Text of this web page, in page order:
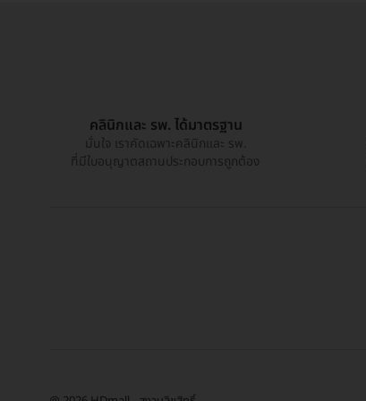
คลินิกและ รพ. ได้มาตรฐาน
มั่นใจ เราคัดเฉพาะคลินิกและ รพ.
ที่มีใบอนุญาตสถานประกอบการถูกต้อง